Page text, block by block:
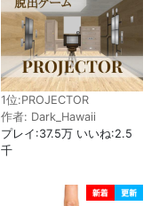
1位:PROJECTOR
作者: Dark_Hawaii
プレイ:37.5万 いいね:2.5
千